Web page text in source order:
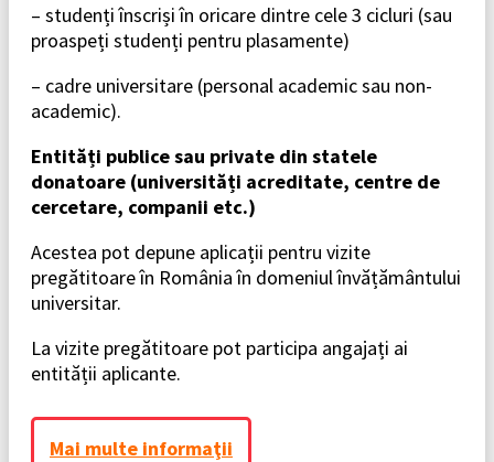
– studenți înscriși în oricare dintre cele 3 cicluri (sau
proaspeți studenți pentru plasamente)
– cadre universitare (personal academic sau non-
academic).
Entități publice sau private din statele
donatoare (universități acreditate, centre de
cercetare, companii etc.)
Acestea pot depune aplicații pentru vizite
pregătitoare în România în domeniul învățământului
universitar.
La vizite pregătitoare pot participa angajați ai
entității aplicante.
Mai multe informaţii